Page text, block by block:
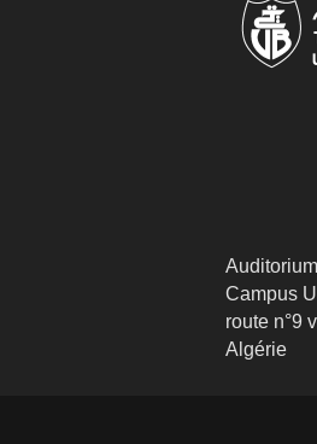
Campus
route n°9
Algérie